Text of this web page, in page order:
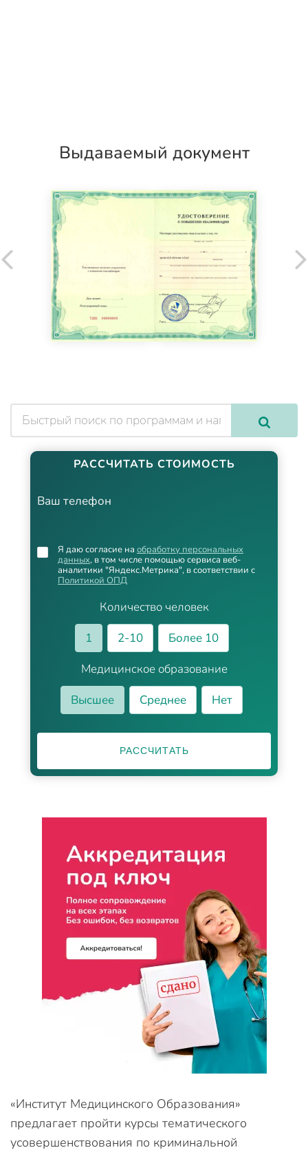
Выдаваемый документ
РАССЧИТАТЬ СТОИМОСТЬ
Ваш телефон
Количество человек
1
2-10
Более 10
Медицинское образование
Высшее
Среднее Нет
Я даю согласие на обработку персональных
данных, в том числе помощью сервиса веб-
аналитики "Яндекс.Метрика", в соответствии с
Политикой ОПД
РАССЧИТАТЬ
«Институт Медицинского Образования»
предлагает пройти курсы тематического
усовершенствования по криминальной